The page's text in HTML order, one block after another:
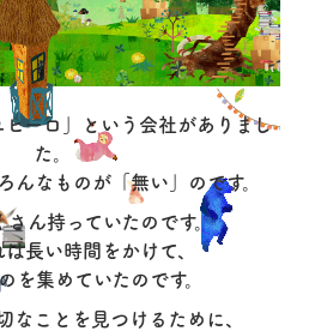
ーロ」という会社がありまし
た。
んなものが「無い」のです。
さん持っていたのです。
長い時間をかけて、
を集めていたのです。
なことを見つけるために、